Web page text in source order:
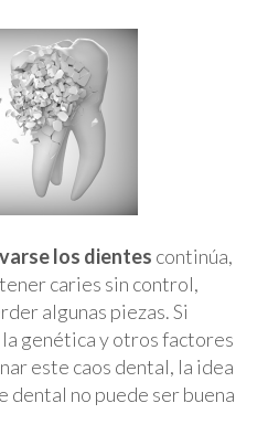
los dientes continúa,
caries sin control,
algunas piezas. Si
genética y otros factores
este caos dental, la idea
dental no puede ser buena